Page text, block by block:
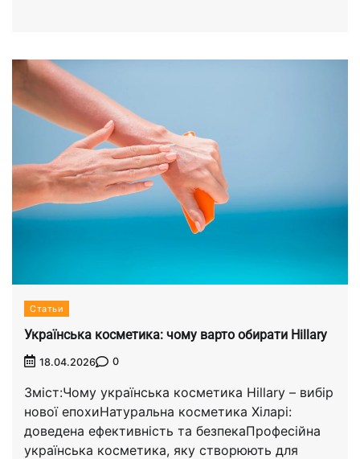
Статьи
Українська косметика: чому варто обирати Hillary
18.04.2026 0
Зміст:Чому українська косметика Hillary – вибір
нової епохиНатуральна косметика Хіларі:
доведена ефективність та безпекаПрофесійна
українська косметика, яку створюють для